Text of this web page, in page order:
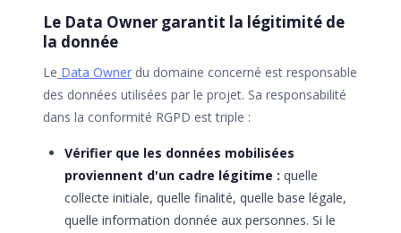
Le Data Owner garantit la légitimité de
la donnée
Le Data Owner du domaine concerné est responsable
des données utilisées par le projet. Sa responsabilité
dans la conformité RGPD est triple :
Vérifier que les données mobilisées
proviennent d'un cadre légitime : quelle
collecte initiale, quelle finalité, quelle base légale,
quelle information donnée aux personnes. Si le